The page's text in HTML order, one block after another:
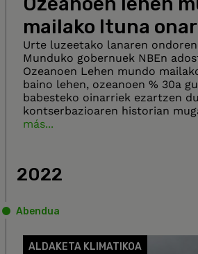
mailako Ituna
Urte luzeetako lanaren
Munduko gobernuek NBEn
Ozeanoen Lehen mundo
baino lehen, ozeanoen % 30a
babesteko oinarriek ezartzen
kontserbazioaren historian
más...
2022
Abendua
ALDAKETA KLIMATIKOA